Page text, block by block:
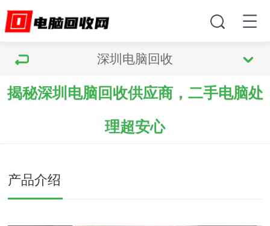
深圳电脑回收
揭秘深圳电脑回收供应商，二手电脑处
理超安心
产品介绍